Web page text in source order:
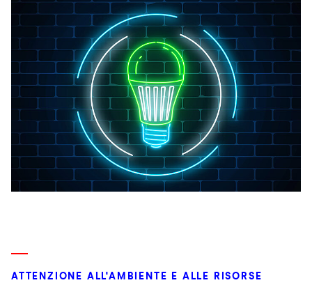
ATTENZIONE ALL'AMBIENTE E ALLE RISORSE